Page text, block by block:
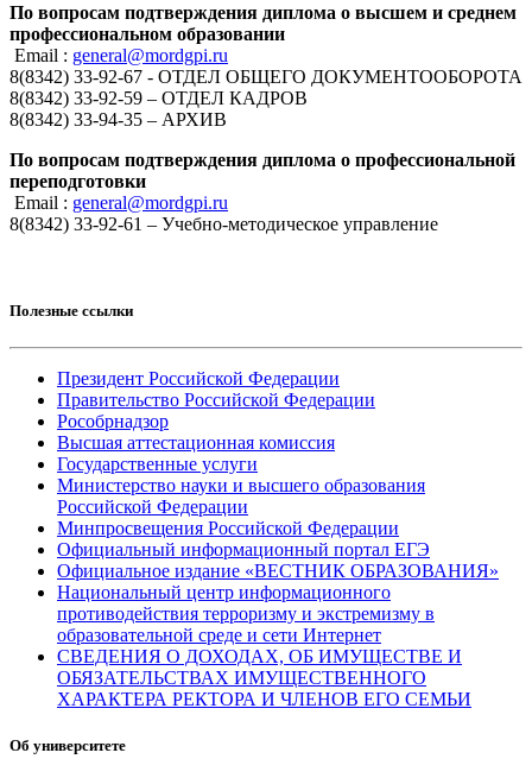
По вопросам подтверждения диплома о высшем и среднем
профессиональном образовании
Email : general@mordgpi.ru
8(8342) 33-92-67 - ОТДЕЛ ОБЩЕГО ДОКУМЕНТООБОРОТА
8(8342) 33-92-59 – ОТДЕЛ КАДРОВ
8(8342) 33-94-35 – АРХИВ
По вопросам подтверждения диплома о профессиональной
переподготовки
Email : general@mordgpi.ru
8(8342) 33-92-61 – Учебно-методическое управление
Полезные ссылки
Президент Российской Федерации
Правительство Российской Федерации
Рособрнадзор
Высшая аттестационная комиссия
Государственные услуги
Министерство науки и высшего образования
Российской Федерации
Минпросвещения Российской Федерации
Официальный информационный портал ЕГЭ
Официальное издание «ВЕСТНИК ОБРАЗОВАНИЯ»
Национальный центр информационного
противодействия терроризму и экстремизму в
образовательной среде и сети Интернет
СВЕДЕНИЯ О ДОХОДАХ, ОБ ИМУЩЕСТВЕ И
ОБЯЗАТЕЛЬСТВАХ ИМУЩЕСТВЕННОГО
ХАРАКТЕРА РЕКТОРА И ЧЛЕНОВ ЕГО СЕМЬИ
Об университете